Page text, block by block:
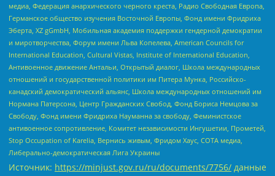
медиа, Федерация анархического черного креста, Радио Свободная Европа,
Германское общество изучения Восточной Европы, Фонд имени Фридриха
Эберта, XZ gGmbH, Мобильная академия поддержки гендерной демократии
и миротворчества, Форум имени Льва Копелева, American Councils for
International Education, Cultural Vistas, Institute of International Education,
Антивоенное движение Антальи, Открытый диалог, Школа международных
отношений и государственной политики им Питера Мунка, Российско-
канадский демократический альянс, Школа международных отношений им
Нормана Патерсона, Центр Гражданских Свобод, Фонд Бориса Немцова за
Свободу, Фонд имени Фридриха Науманна за свободу, Феминистское
антивоенное сопротивление, Комитет независимости Ингушетии, Прометей,
Stop Occupation of Karelia, Вернись живым, Фридом Хаус, СОТА медиа,
Либерально-демократическая Лига Украины
Источник: https://minjust.gov.ru/ru/documents/7756/ данные